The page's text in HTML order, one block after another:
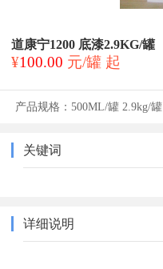
道康宁1200 底漆2.9KG/罐
¥100.00 元/罐 起
产品规格： 500ML/罐 2.9kg/罐
关键词
详细说明